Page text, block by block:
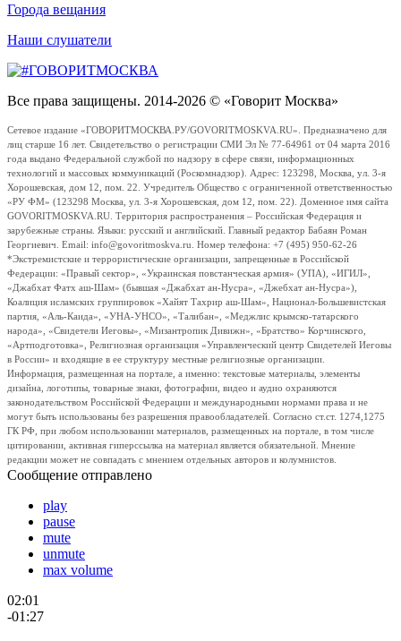
Города вещания
Наши слушатели
Все права защищены. 2014-2026 © «Говорит Москва»
Сетевое издание «ГОВОРИТМОСКВА.РУ/GOVORITMOSKVA.RU». Предназначено для
лиц старше 16 лет. Свидетельство о регистрации СМИ Эл № 77-64961 от 04 марта 2016
года выдано Федеральной службой по надзору в сфере связи, информационных
технологий и массовых коммуникаций (Роскомнадзор). Адрес: 123298, Москва, ул. 3-я
Хорошевская, дом 12, пом. 22. Учредитель Общество с ограниченной ответственностью
«РУ ФМ» (123298 Москва, ул. 3-я Хорошевская, дом 12, пом. 22). Доменное имя сайта
GOVORITMOSKVA.RU. Территория распространения – Российская Федерация и
зарубежные страны. Языки: русский и английский. Главный редактор Бабаян Роман
Георгиевич. Email: info@govoritmoskva.ru. Номер телефона: +7 (495) 950-62-26
*Экстремистские и террористические организации, запрещенные в Российской
Федерации: «Правый сектор», «Украинская повстанческая армия» (УПА), «ИГИЛ»,
«Джабхат Фатх аш-Шам» (бывшая «Джабхат ан-Нусра», «Джебхат ан-Нусра»),
Коалиция исламских группировок «Хайят Тахрир аш-Шам», Национал-Большевистская
партия, «Аль-Каида», «УНА-УНСО», «Талибан», «Меджлис крымско-татарского
народа», «Свидетели Иеговы», «Мизантропик Дивижн», «Братство» Корчинского,
«Артподготовка», Религиозная организация «Управленческий центр Свидетелей Иеговы
в России» и входящие в ее структуру местные религиозные организации.
Информация, размещенная на портале, а именно: текстовые материалы, элементы
дизайна, логотипы, товарные знаки, фотографии, видео и аудио охраняются
законодательством Российской Федерации и международными нормами права и не
могут быть использованы без разрешения правообладателей. Согласно ст.ст. 1274,1275
ГК РФ, при любом использовании материалов, размещенных на портале, в том числе
цитировании, активная гиперссылка на материал является обязательной. Мнение
редакции может не совпадать с мнением отдельных авторов и колумнистов.
Сообщение отправлено
play
pause
mute
unmute
max volume
02:01
-01:27